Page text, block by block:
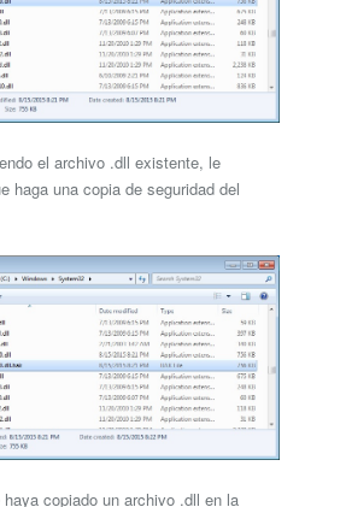
el archivo .dll existente, le
haga una copia de seguridad del
copiado un archivo .dll en la